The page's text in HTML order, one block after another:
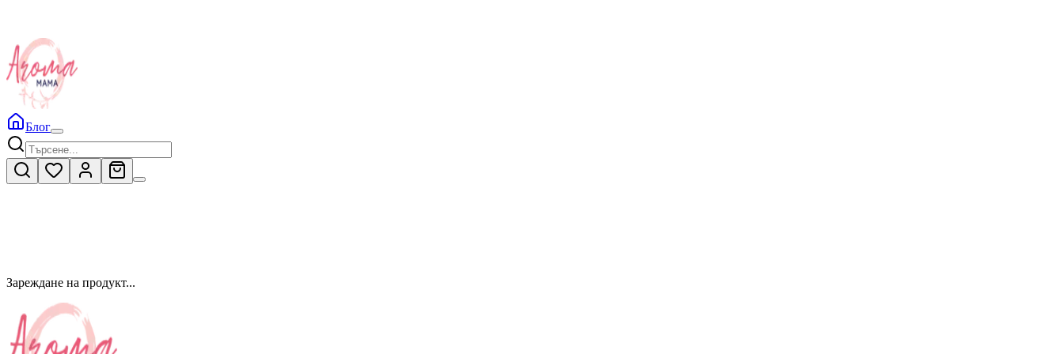
Блог
Зареждане на продукт...